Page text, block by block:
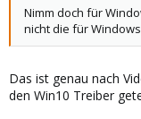
Nimm doch für
nicht die für
Das ist genau nach
den Win10 Treiber